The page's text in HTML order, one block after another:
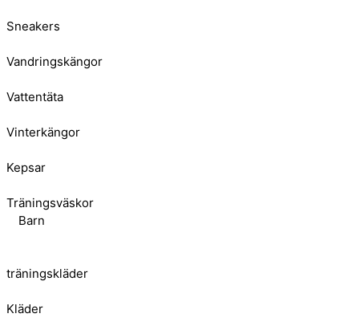
Sneakers
Vandringskängor
Vattentäta
Vinterkängor
Kepsar
Träningsväskor
Barn
träningskläder
Kläder